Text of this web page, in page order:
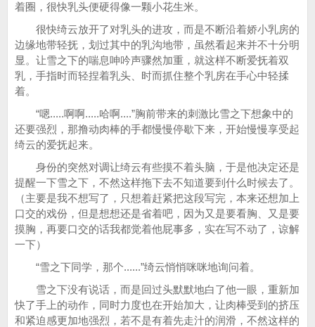
着圈，很快乳头便硬得像一颗小花生米。
很快绮云放开了对乳头的进攻，而是不断沿着娇小乳房的
边缘地带轻抚，划过其中的乳沟地带，虽然看起来并不十分明
显。让雪之下的喘息呻吟声骤然加重，就这样不断爱抚着双
乳，手指时而轻捏着乳头、时而抓住整个乳房在手心中轻揉
着。
“嗯.....啊啊.....哈啊....”胸前带来的刺激比雪之下想象中的
还要强烈，那撸动肉棒的手都慢慢停歇下来，开始慢慢享受起
绮云的爱抚起来。
身份的突然对调让绮云有些摸不着头脑，于是他决定还是
提醒一下雪之下，不然这样拖下去不知道要到什么时候去了。
（主要是我不想写了，只想着赶紧把这段写完，本来还想加上
口交的戏份，但是想想还是省着吧，因为又是要看胸、又是要
摸胸，再要口交的话我都觉着他屁事多，实在写不动了，谅解
一下）
“雪之下同学，那个......”绮云悄悄咪咪地询问着。
雪之下没有说话，而是回过头默默地白了他一眼，重新加
快了手上的动作，同时力度也在开始加大，让肉棒受到的挤压
和紧迫感更加地强烈，若不是有着先走汁的润滑，不然这样的